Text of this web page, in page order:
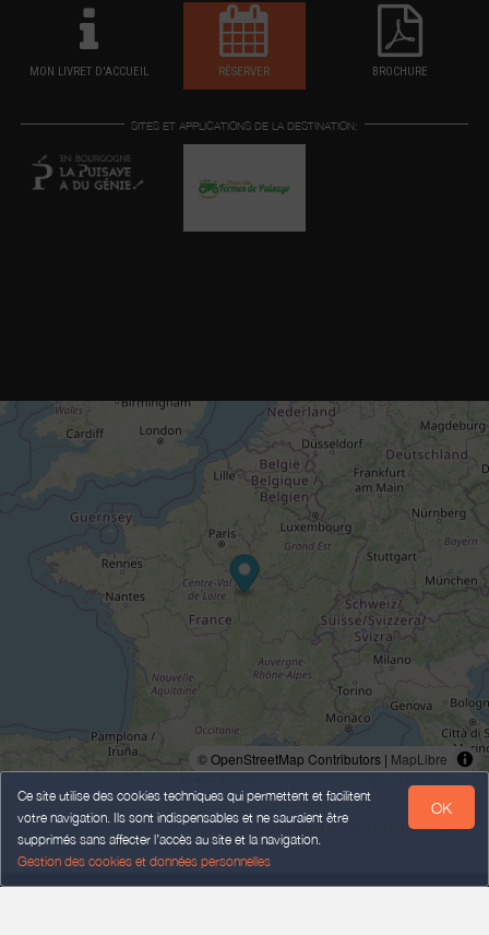
Ce site utilise des cookies techniques qui permettent et facilitent
votre navigation. Ils sont indispensables et ne sauraient être
supprimés sans affecter l’accès au site et la navigation.
Gestion des cookies et données personnelles
OK
MON LIVRET D'ACCUEIL RÉSERVER BROCHURE
SITES ET APPLICATIONS DE LA DESTINATION:
© OpenStreetMap Contributors | MapLibre
Comment m'y rendre ? >